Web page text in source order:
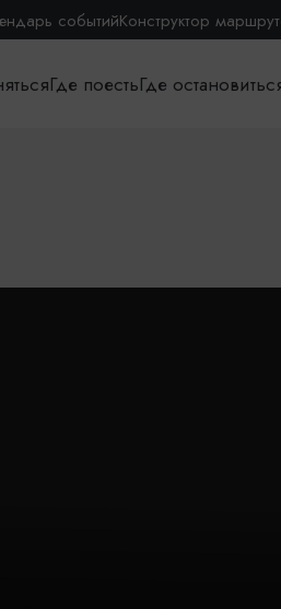
событийКонструктор
Где поестьГде